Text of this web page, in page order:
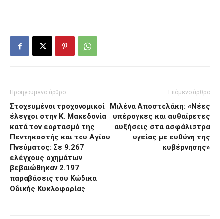
Προηγούμενο άρθρο
Στοχευμένοι τροχονομικοί
έλεγχοι στην Κ. Μακεδονία
κατά τον εορτασμό της
Πεντηκοστής και του Αγίου
Πνεύματος: Σε 9.267
ελέγχους οχημάτων
βεβαιώθηκαν 2.197
παραβάσεις του Κώδικα
Οδικής Κυκλοφορίας
Επόμενο άρθρο
Μιλένα Αποστολάκη: «Νέες
υπέρογκες και αυθαίρετες
αυξήσεις στα ασφάλιστρα
υγείας με ευθύνη της
κυβέρνησης»